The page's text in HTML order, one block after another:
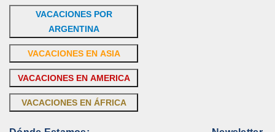
VACACIONES POR
ARGENTINA
VACACIONES EN ASIA
VACACIONES EN AMERICA
VACACIONES EN ÁFRICA